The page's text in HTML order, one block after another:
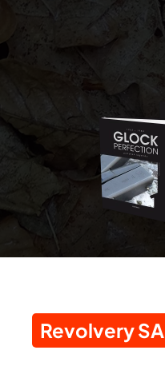
Skip to main content
Revolvery SA